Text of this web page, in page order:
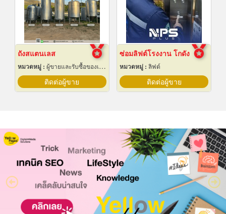
ถังสแตนเลส
หมวดหมู่ : ผู้ขายและรับซื้อของเก่าและเศษเหล็ก
ติดต่อผู้ขาย
ซ่อมลิฟต์โรงงาน โกดัง
หมวดหมู่ : ลิฟต์
ติดต่อผู้ขาย